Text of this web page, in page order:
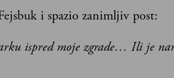
i spazio zanimljiv post:
ispred moje zgrade… Ili je